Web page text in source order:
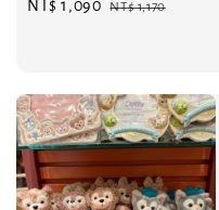
Sale
NT$ 1,090 Regular
NT$ 1,170